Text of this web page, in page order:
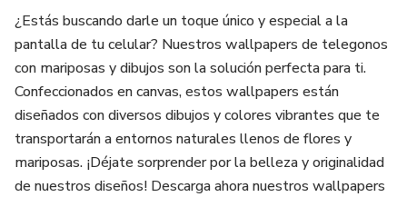
¿Estás buscando darle un toque único y especial a la
pantalla de tu celular? Nuestros wallpapers de telegonos
con mariposas y dibujos son la solución perfecta para ti.
Confeccionados en canvas, estos wallpapers están
diseñados con diversos dibujos y colores vibrantes que te
transportarán a entornos naturales llenos de flores y
mariposas. ¡Déjate sorprender por la belleza y originalidad
de nuestros diseños! Descarga ahora nuestros wallpapers